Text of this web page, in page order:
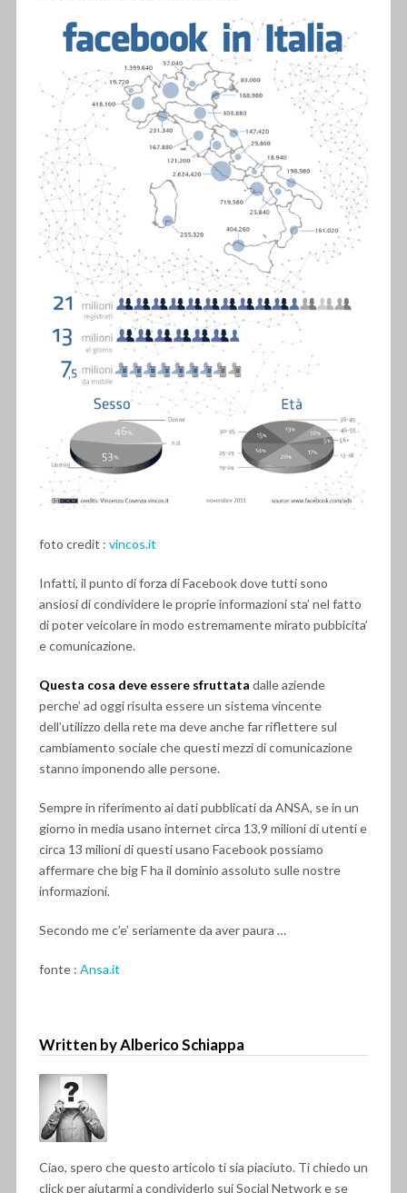
foto credit : vincos.it
Infatti, il punto di forza di Facebook dove tutti sono
ansiosi di condividere le proprie informazioni sta’ nel fatto
di poter veicolare in modo estremamente mirato pubbicita’
e comunicazione.
Questa cosa deve essere sfruttata dalle aziende
perche’ ad oggi risulta essere un sistema vincente
dell’utilizzo della rete ma deve anche far riflettere sul
cambiamento sociale che questi mezzi di comunicazione
stanno imponendo alle persone.
Sempre in riferimento ai dati pubblicati da ANSA, se in un
giorno in media usano internet circa 13,9 milioni di utenti e
circa 13 milioni di questi usano Facebook possiamo
affermare che big F ha il dominio assoluto sulle nostre
informazioni.
Secondo me c’e’ seriamente da aver paura …
fonte : Ansa.it
Written by Alberico Schiappa
Ciao, spero che questo articolo ti sia piaciuto. Ti chiedo un
click per aiutarmi a condividerlo sui Social Network e se